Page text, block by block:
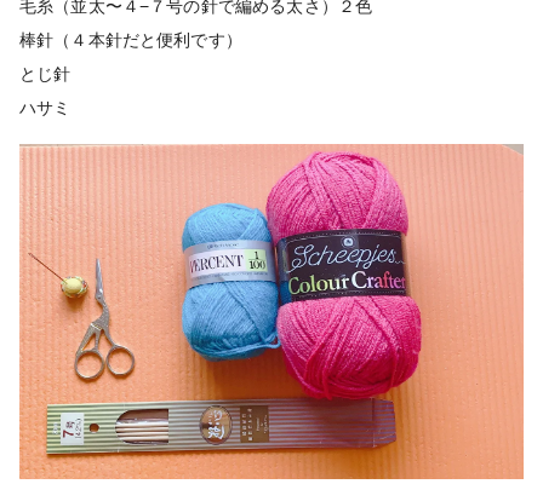
毛糸（並太〜４−７号の針で編める太さ）２色
棒針（４本針だと便利です）
とじ針
ハサミ